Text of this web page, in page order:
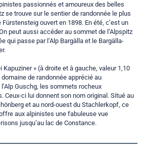
passionnés et amoureux des belles
se trouve sur le sentier de randonnée le plus
ouvert en 1898. En été, c’est un
peut aussi accéder au sommet de l’Alpspitz
qui passe par l’Alp Bargälla et le Bargälla-
Kapuziner » (à droite et à gauche, valeur 1,10
de randonnée apprécié au
Guschg, les sommets rocheux
Ceux-ci lui donnent son nom original. Situé au
et au nord-ouest du Stachlerkopf, ce
aux alpinistes une fabuleuse vue
jusqu’au lac de Constance.